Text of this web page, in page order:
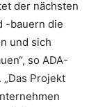
der nächsten
-bauern die
und sich
so ADA-
Projekt